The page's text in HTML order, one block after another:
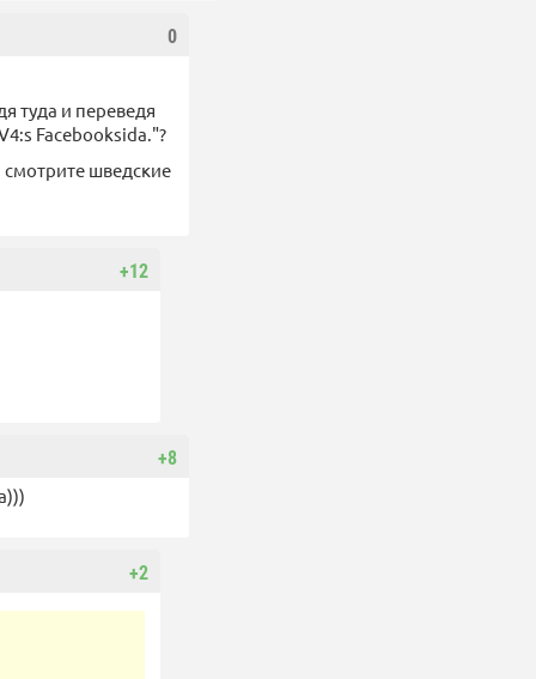
0
туда и переведя
Facebooksida."?
смотрите шведские
+12
+8
+2